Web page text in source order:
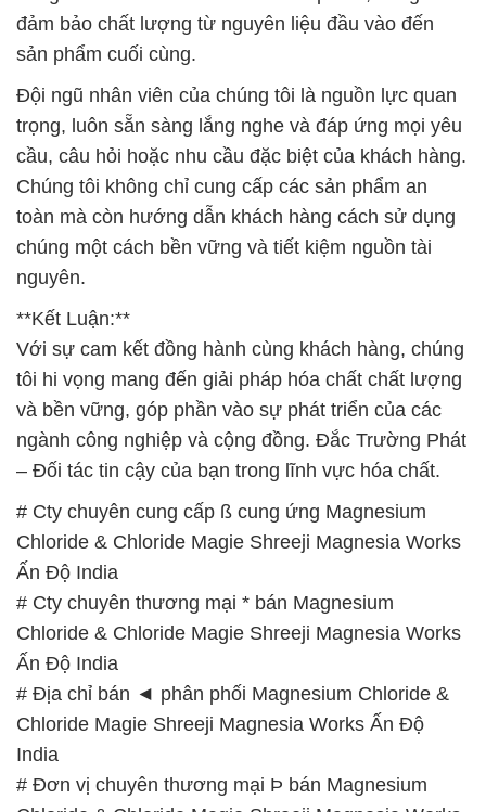
đảm bảo chất lượng từ nguyên liệu đầu vào đến
sản phẩm cuối cùng.
Đội ngũ nhân viên của chúng tôi là nguồn lực quan
trọng, luôn sẵn sàng lắng nghe và đáp ứng mọi yêu
cầu, câu hỏi hoặc nhu cầu đặc biệt của khách hàng.
Chúng tôi không chỉ cung cấp các sản phẩm an
toàn mà còn hướng dẫn khách hàng cách sử dụng
chúng một cách bền vững và tiết kiệm nguồn tài
nguyên.
**Kết Luận:**
Với sự cam kết đồng hành cùng khách hàng, chúng
tôi hi vọng mang đến giải pháp hóa chất chất lượng
và bền vững, góp phần vào sự phát triển của các
ngành công nghiệp và cộng đồng. Đắc Trường Phát
– Đối tác tin cậy của bạn trong lĩnh vực hóa chất.
# Cty chuyên cung cấp ß cung ứng Magnesium
Chloride & Chloride Magie Shreeji Magnesia Works
Ấn Độ India
# Cty chuyên thương mại * bán Magnesium
Chloride & Chloride Magie Shreeji Magnesia Works
Ấn Độ India
# Địa chỉ bán ◄ phân phối Magnesium Chloride &
Chloride Magie Shreeji Magnesia Works Ấn Độ
India
# Đơn vị chuyên thương mại Þ bán Magnesium